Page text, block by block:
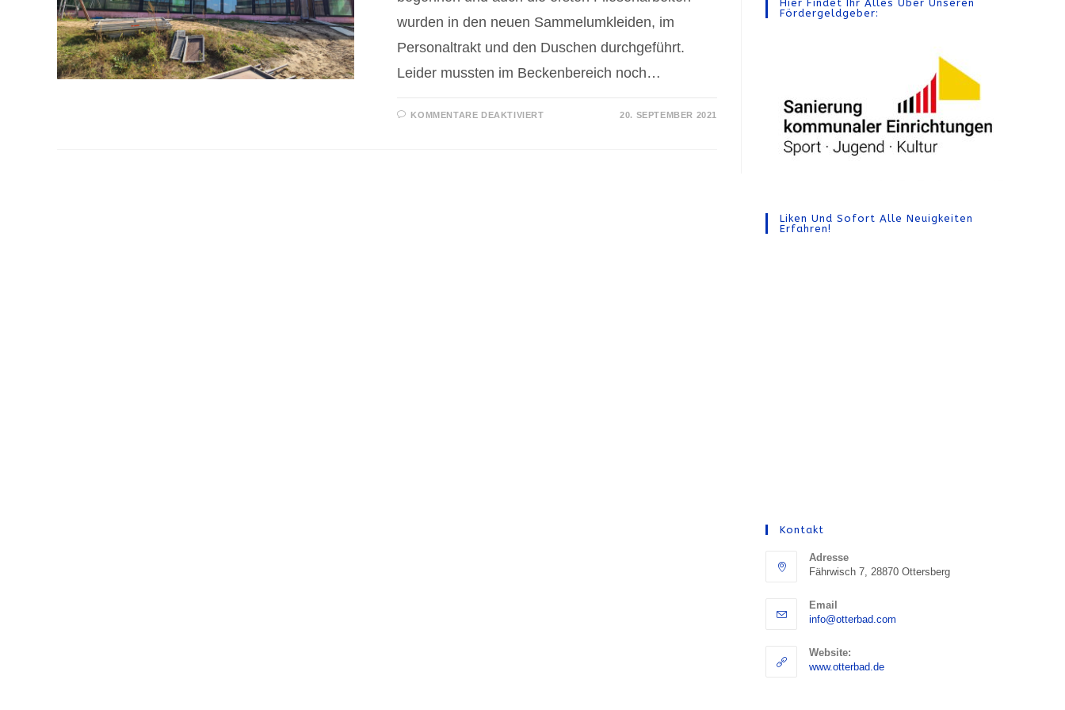
wurden in den neuen Sammelumkleiden, im
Personaltrakt und den Duschen durchgeführt.
Leider mussten im Beckenbereich noch…
KOMMENTARE DEAKTIVIERTFÜR
20. SEPTEMBER 2021
Hier Findet Ihr Alles Über Unseren
Fördergeldgeber:
Liken Und Sofort Alle Neuigkeiten
Erfahren!
Kontakt
Adresse
Fährwisch 7, 28870 Ottersberg
Email
info@otterbad.com
Website:
www.otterbad.de